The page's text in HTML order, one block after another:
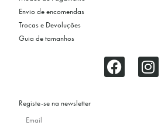
Envio de encomendas
Trocas e Devoluções
Guia de tamanhos
Registe-se na newsletter